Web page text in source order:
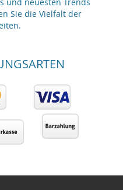
Sie die Vielfalt der